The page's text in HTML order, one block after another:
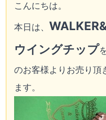
こんにちは。
本日は、
ウイングチップ
のお客様よりお売り頂
ます。